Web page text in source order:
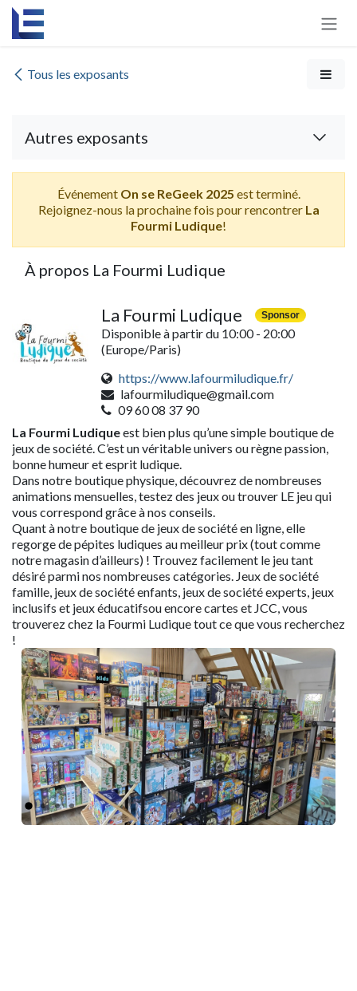
Se rendre au contenu
Tous les exposants
Autres exposants
Événement On se ReGeek 2025 est terminé.
Rejoignez-nous la prochaine fois pour rencontrer La
Fourmi Ludique!
À propos La Fourmi Ludique
La Fourmi Ludique Sponsor
Disponible à partir du 10:00 - 20:00
(Europe/Paris)
https://www.lafourmiludique.fr/
lafourmiludique@gmail.com
09 60 08 37 90
La Fourmi Ludiqueest bien plus qu’une simple boutique de
jeux de société. C’est un véritable univers ou règne passion,
bonne humeur et esprit ludique.
Dans notre boutique physique, découvrez de nombreuses
animations mensuelles, testez des jeux ou trouver LE jeu qui
vous correspond grâce à nos conseils.
Quant à notre boutique de jeux de société en ligne, elle
regorge de pépites ludiques au meilleur prix (tout comme
notre magasin d’ailleurs) ! Trouvez facilement le jeu tant
désiré parmi nos nombreuses catégories. Jeux de société
famille, jeux de société enfants, jeux de société experts, jeux
inclusifs et jeux éducatifsou encore cartes et JCC, vous
trouverez chez la Fourmi Ludique tout ce que vous recherchez
!
Précédent
Suivant